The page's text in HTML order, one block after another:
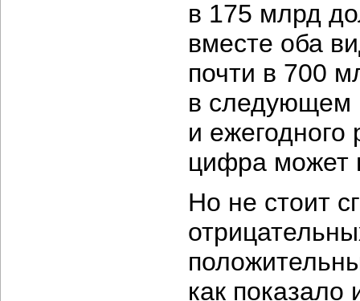
в 175 млрд
вместе оба
почти в 700
в следующем
и
цифра может
Но не стоит
как показало